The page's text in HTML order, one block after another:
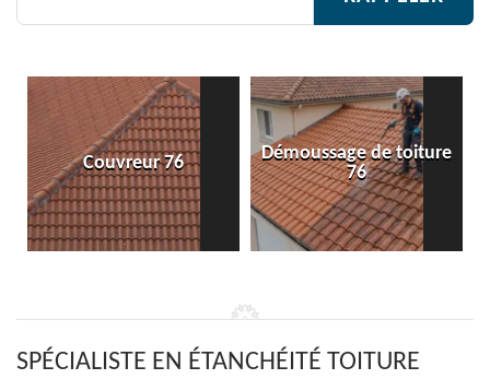
76
Démoussage de toiture
Etanchéité
SPÉCIALISTE EN ÉTANCHÉITÉ TOITURE